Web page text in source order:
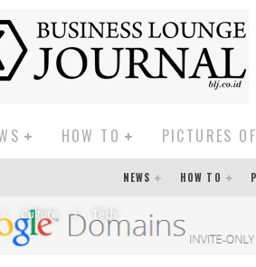
HOW TO PICTURES
NEWS HOW TO
Culture Tech